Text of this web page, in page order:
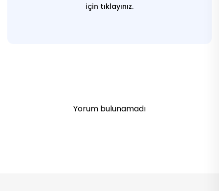
için tıklayınız.
Yorum bulunamadı